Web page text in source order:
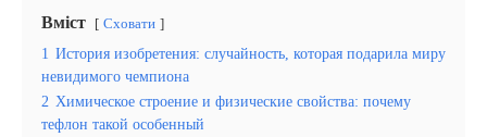
Вміст Сховати
1 История изобретения: случайность, которая подарила миру
невидимого чемпиона
2 Химическое строение и физические свойства: почему
тефлон такой особенный